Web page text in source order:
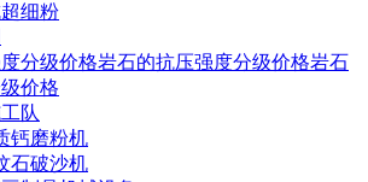
细粉
分级价格岩石的抗压强度分级价格岩石
价格
队
钙磨粉机
石破沙机